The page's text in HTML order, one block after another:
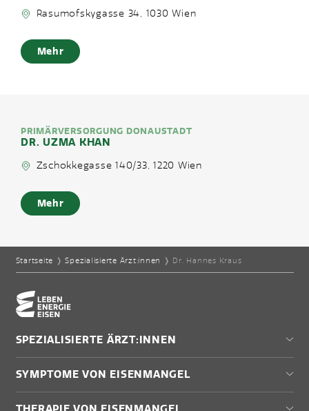
Rasumofskygasse 34, 1030 Wien
Mehr
PRIMÄRVERSORGUNG DONAUSTADT
DR. UZMA KHAN
Zschokkegasse 140/33, 1220 Wien
Mehr
Startseite ❭Spezialisierte Ärzt:innen ❭ Dr. Hannes Kraus
Home-Eisencheck
SPEZIALISIERTE ÄRZT:INNEN
Niederösterreich
Burgenland
SYMPTOME VON EISENMANGEL